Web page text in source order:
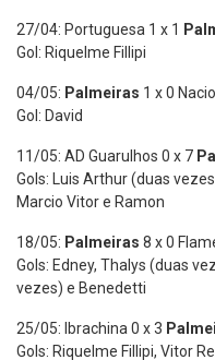
27/04: Portuguesa 1 x 1
Gol: Riquelme Fillipi
04/05: Palmeiras 1 x 0
Gol: David
11/05: AD Guarulhos 0 x 7
Gols: Luis Arthur (duas
Marcio Vitor e Ramon
18/05: Palmeiras 8 x 0
Gols: Edney, Thalys (duas
vezes) e Benedetti
25/05: Ibrachina 0 x 3
Gols: Riquelme Fillipi, Vitor